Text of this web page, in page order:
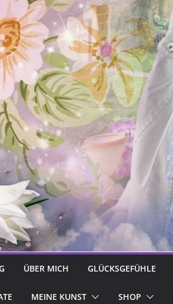
ÜBER MICH GLÜCKSGEFÜHLE
MEINE KUNST SHOP